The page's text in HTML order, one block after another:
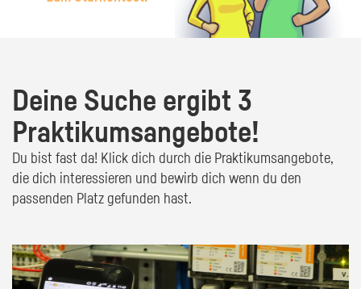
Deine Suche ergibt 3
Praktikumsangebote!
Du bist fast da! Klick dich durch die Praktikumsangebote,
die dich interessieren und bewirb dich wenn du den
passenden Platz gefunden hast.